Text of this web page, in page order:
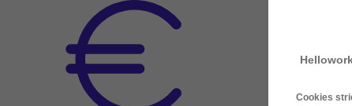
Cookies